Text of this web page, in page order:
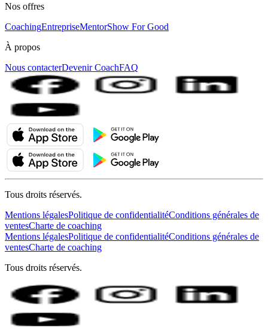
Nos offres
CoachingEntrepriseMentorShow For Good
À propos
Nous contacterDevenir CoachFAQ
Tous droits réservés.
Mentions légalesPolitique de confidentialitéConditions générales de
ventesCharte de coaching
Mentions légalesPolitique de confidentialitéConditions générales de
ventesCharte de coaching
Tous droits réservés.